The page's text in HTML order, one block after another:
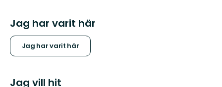
Jag har varit här
Jag har varit här
Jag vill hit